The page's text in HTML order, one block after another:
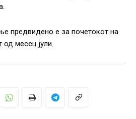
предвидено е за почетокот на
од месец јули.